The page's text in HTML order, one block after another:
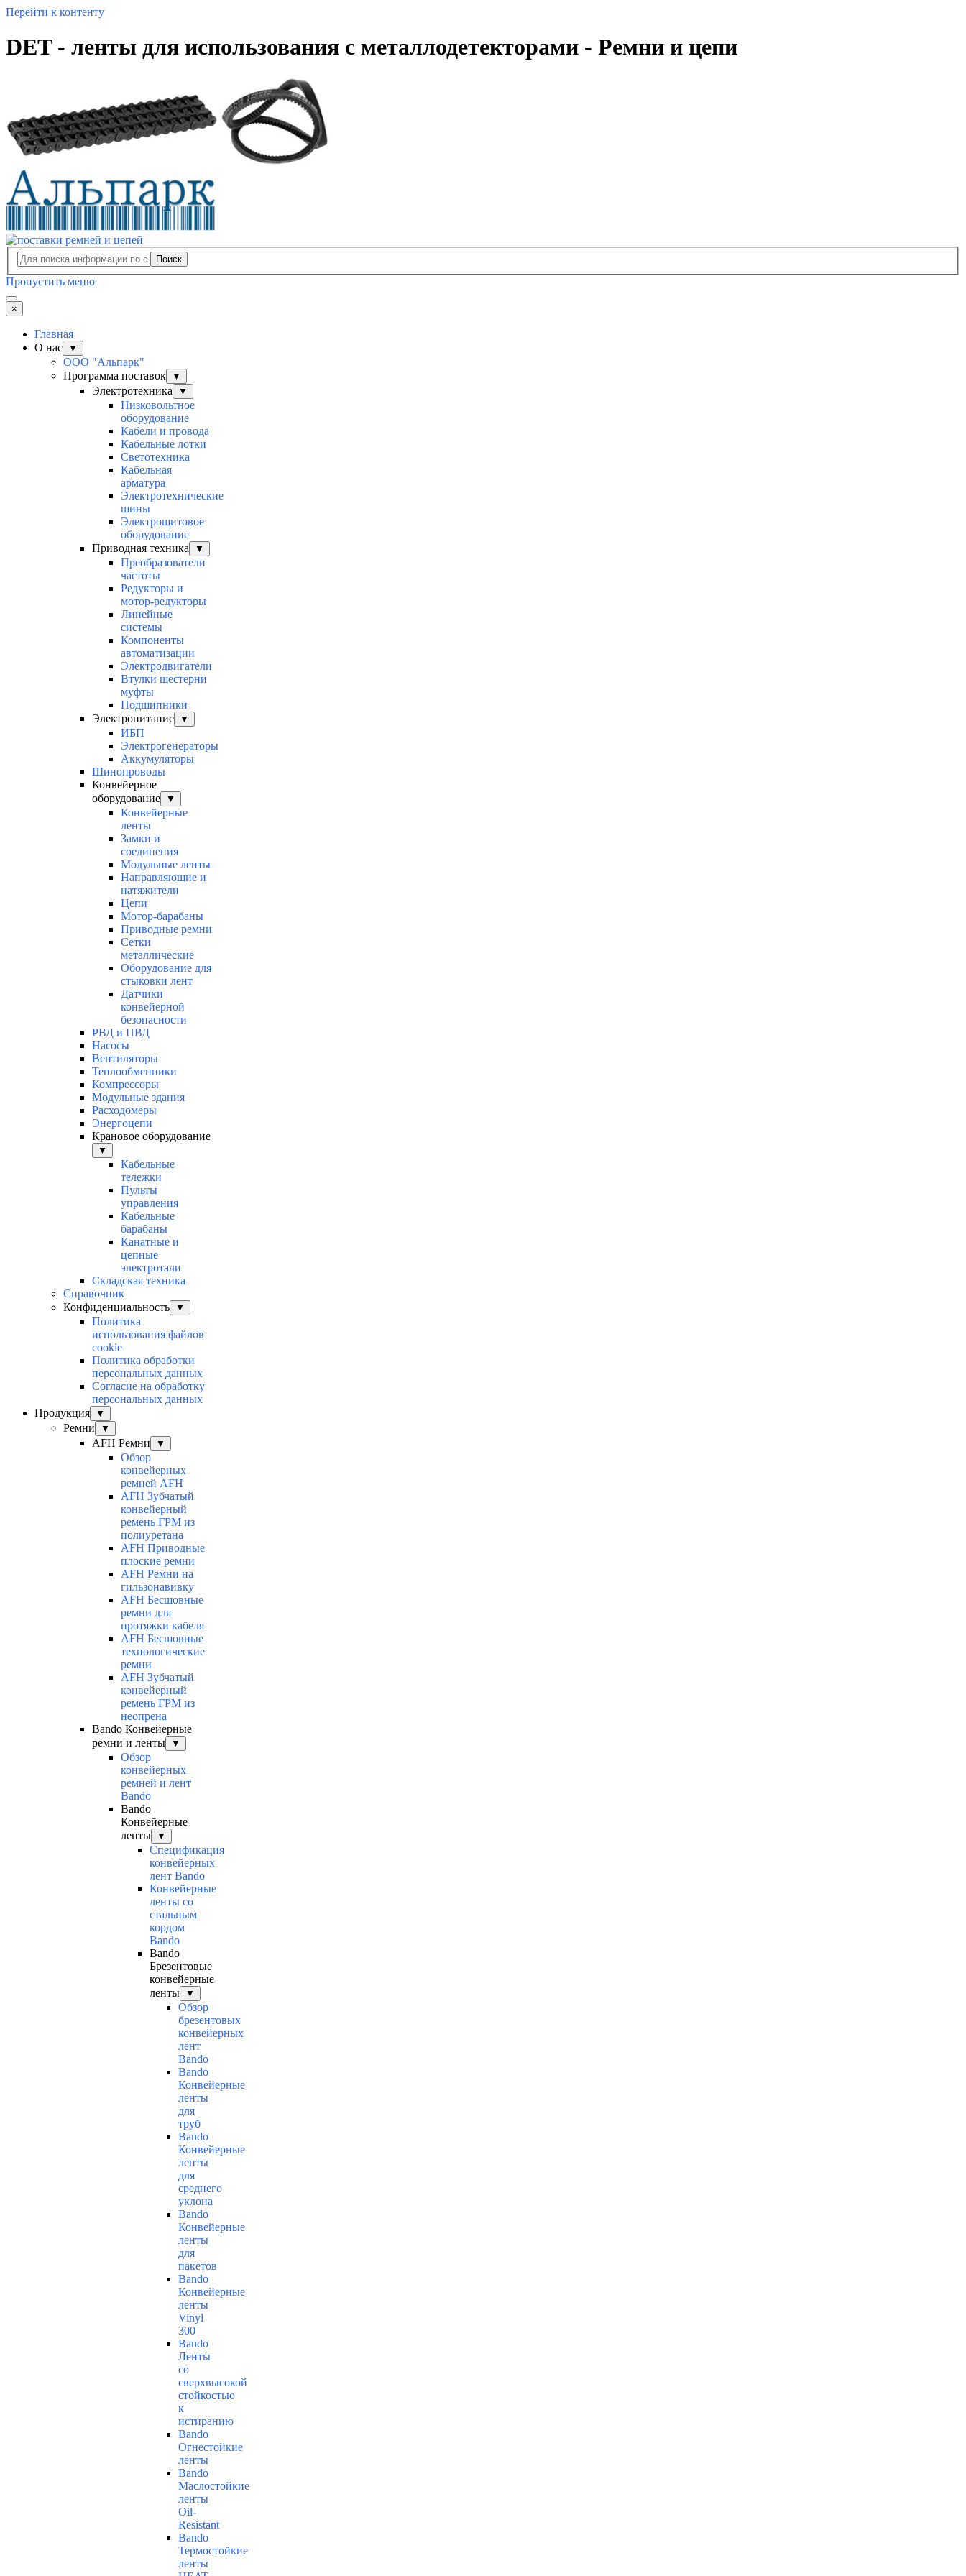
Перейти к контенту
DET - ленты для использования с металлодетекторами - Ремни и цепи
Поиск
Пропустить меню
×
Главная
О нас
▼
ООО "Альпарк"
Программа поставок
▼
Электротехника ▼
Низковольтное
оборудование
Кабели и провода
Кабельные лотки
Светотехника
Кабельная
арматура
Электротехнические
шины
Электрощитовое
оборудование
Приводная техника
▼
Преобразователи
частоты
Редукторы и
мотор-редукторы
Линейные
системы
Компоненты
автоматизации
Электродвигатели
Втулки шестерни
муфты
Подшипники
Электропитание
▼
ИБП
Электрогенераторы
Аккумуляторы
Шинопроводы
Конвейерное
оборудование
▼
Конвейерные
ленты
Замки и
соединения
Модульные ленты
Направляющие и
натяжители
Цепи
Мотор-барабаны
Приводные ремни
Сетки
металлические
Оборудование для
стыковки лент
Датчики
конвейерной
безопасности
РВД и ПВД
Насосы
Вентиляторы
Теплообменники
Компрессоры
Модульные здания
Расходомеры
Энергоцепи
Крановое оборудование
▼
Кабельные
тележки
Пульты
управления
Кабельные
барабаны
Канатные и
цепные
электротали
Складская техника
Справочник
Конфиденциальность
▼
Политика
использования файлов
cookie
Политика обработки
персональных данных
Согласие на обработку
персональных данных
Продукция
▼
Ремни ▼
AFH Ремни ▼
Обзор
конвейерных
ремней AFH
AFH Зубчатый
конвейерный
ремень ГРМ из
полиуретана
AFH Приводные
плоские ремни
AFH Ремни на
гильзонавивку
AFH Бесшовные
ремни для
протяжки кабеля
AFH Бесшовные
технологические
ремни
AFH Зубчатый
конвейерный
ремень ГРМ из
неопрена
Bando Конвейерные
ремни и ленты
▼
Обзор
конвейерных
ремней и лент
Bando
Bando
Конвейерные
ленты
▼
Спецификация
конвейерных
лент Bando
Конвейерные
ленты со
стальным
кордом
Bando
Bando
Брезентовые
конвейерные
ленты
▼
Обзор
брезентовых
конвейерных
лент
Bando
Bando
Конвейерные
ленты
для
труб
Bando
Конвейерные
ленты
для
среднего
уклона
Bando
Конвейерные
ленты
для
пакетов
Bando
Конвейерные
ленты
Vinyl
300
Bando
Ленты
со
сверхвысокой
стойкостью
к
истиранию
Bando
Огнестойкие
ленты
Bando
Маслостойкие
ленты
Oil-
Resistant
Bando
Термостойкие
ленты